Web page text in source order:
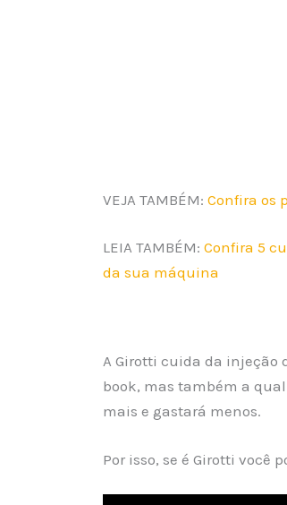
VEJA TAMBÉM: Confira os
LEIA TAMBÉM: Confira 5
da sua máquina
A Girotti cuida da injeção
book, mas também a
mais e gastará menos.
Por isso, se é Girotti você